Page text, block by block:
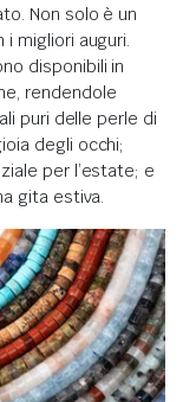
Non solo è un
migliori auguri.
disponibili in
rendendole
puri delle perle di
degli occhi;
per l’estate; e
gita estiva.